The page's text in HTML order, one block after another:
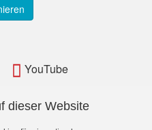
YouTube
dieser Website